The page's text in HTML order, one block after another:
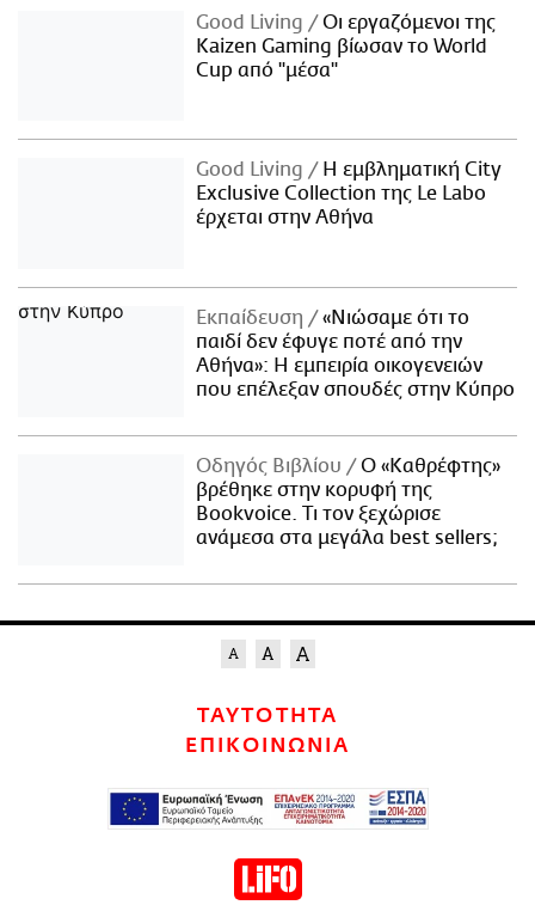
Good Living
Οι εργαζόμενοι της
Kaizen Gaming βίωσαν το World
Cup από "μέσα"
Good Living
Η εμβληματική City
Exclusive Collection της Le Labo
έρχεται στην Αθήνα
Εκπαίδευση
«Νιώσαμε ότι το
παιδί δεν έφυγε ποτέ από την
Αθήνα»: Η εμπειρία οικογενειών
που επέλεξαν σπουδές στην Κύπρο
Οδηγός Βιβλίου
Ο «Καθρέφτης»
βρέθηκε στην κορυφή της
Bookvoice. Τι τον ξεχώρισε
ανάμεσα στα μεγάλα best sellers;
ΤΑΥΤΟΤΗΤΑ
ΕΠΙΚΟΙΝΩΝΙΑ